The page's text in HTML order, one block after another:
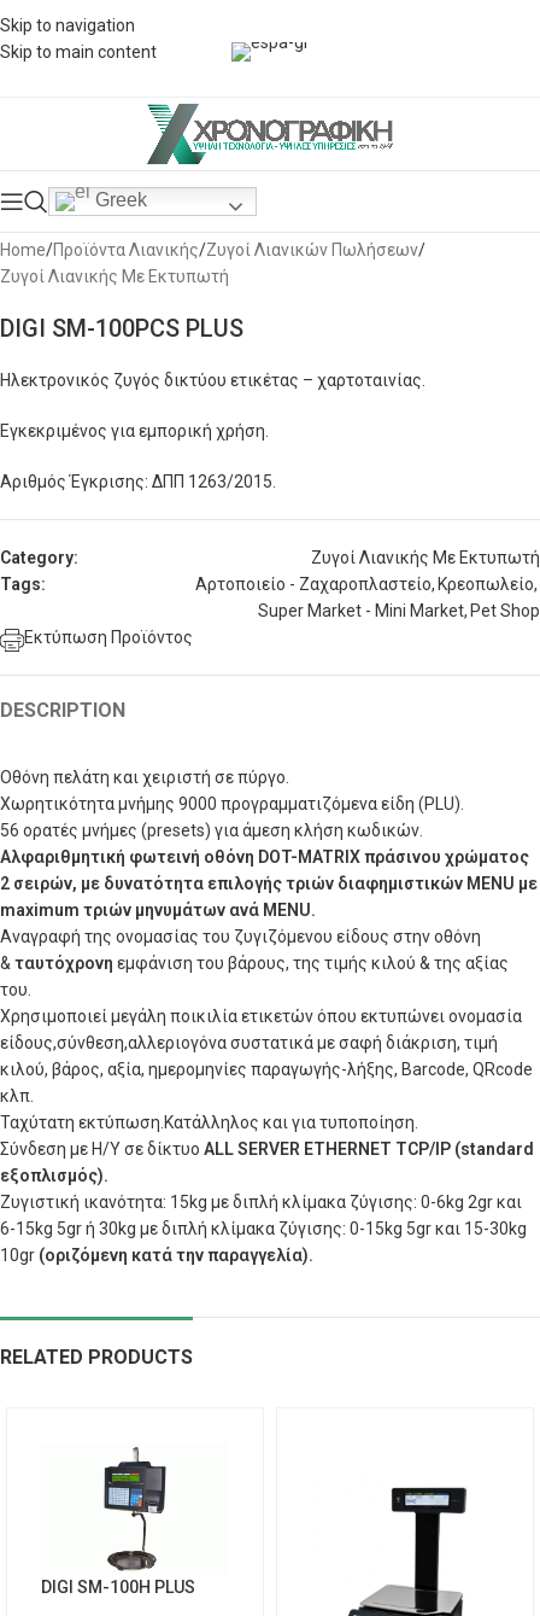
Skip to navigation
Skip to main content
Greek
Home/Προϊόντα Λιανικής/Ζυγοί Λιανικών Πωλήσεων/
Ζυγοί Λιανικής Με Εκτυπωτή
DIGI SM-100PCS PLUS
Ηλεκτρονικός ζυγός δικτύου ετικέτας – χαρτοταινίας.
Εγκεκριμένος για εμπορική χρήση.
Αριθμός Έγκρισης: ΔΠΠ 1263/2015.
Category:
Ζυγοί Λιανικής Με Εκτυπωτή
Tags:
Αρτοποιείο - Ζαχαροπλαστείο, Κρεοπωλείο,
Super Market - Mini Market, Pet Shop
Εκτύπωση Προϊόντος
DESCRIPTION
Οθόνη πελάτη και χειριστή σε πύργο.
Χωρητικότητα μνήμης 9000 προγραμματιζόμενα είδη (PLU).
56 ορατές μνήμες (presets) για άμεση κλήση κωδικών.
Αλφαριθμητική φωτεινή οθόνη DOT-MATRIX πράσινου χρώματος
2 σειρών, με δυνατότητα επιλογής τριών διαφημιστικών MENU με
maximum τριών μηνυμάτων ανά MENU.
Αναγραφή της ονομασίας του ζυγιζόμενου είδους στην οθόνη
& ταυτόχρονη εμφάνιση του βάρους, της τιμής κιλού & της αξίας
του.
Xρησιμοποιεί μεγάλη ποικιλία ετικετών όπου εκτυπώνει ονoμασία
είδους,σύνθεση,αλλεριογόνα συστατικά με σαφή διάκριση, τιμή
κιλού, βάρος, αξία, ημερομηνίες παραγωγής-λήξης, Barcode, QRcode
κλπ.
Ταχύτατη εκτύπωση.Κατάλληλος και για τυποποίηση.
Σύνδεση με Η/Υ σε δίκτυο ALL SERVER ETHERNET TCP/IP (standard
εξοπλισμός).
Ζυγιστική ικανότητα: 15kg με διπλή κλίμακα ζύγισης: 0-6kg 2gr και
6-15kg 5gr ή 30kg με διπλή κλίμακα ζύγισης: 0-15kg 5gr και 15-30kg
10gr (οριζόμενη κατά την παραγγελία).
RELATED PRODUCTS
DIGI SM-100H PLUS